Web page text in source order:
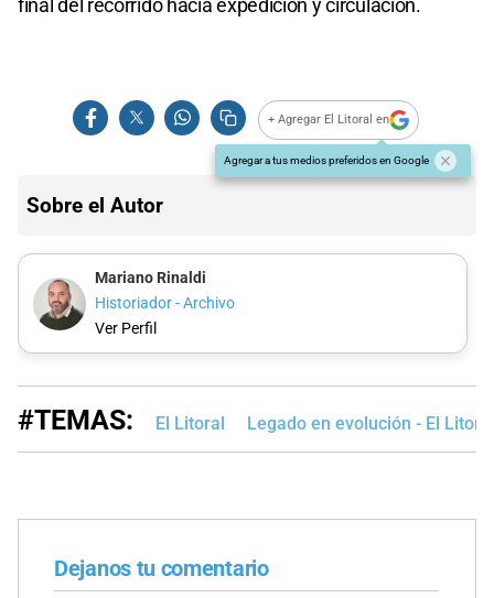
final del recorrido hacia expedición y circulación.
+ Agregar El Litoral en
Agregar a tus medios preferidos en Google
Sobre el Autor
Mariano Rinaldi
Historiador - Archivo
Ver Perfil
#TEMAS: El Litoral Legado en evolución - El
Dejanos tu comentario